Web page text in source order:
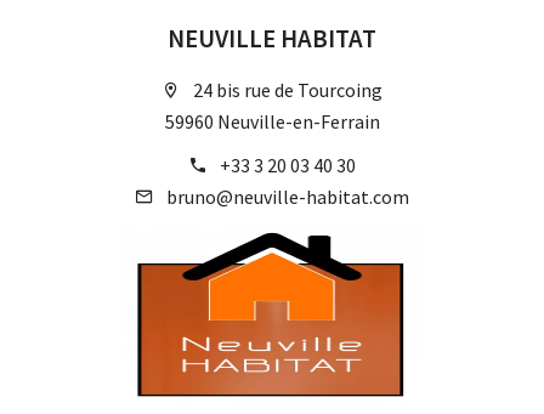
NEUVILLE HABITAT
24 bis rue de Tourcoing
59960 Neuville-en-Ferrain
+33 3 20 03 40 30
bruno@neuville-habitat.com